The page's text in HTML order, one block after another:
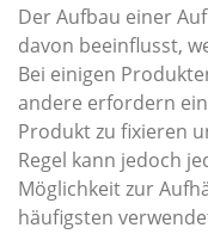
Der Aufbau einer
davon beeinflusst,
Bei einigen
andere erfordern
Produkt zu fixieren
Regel kann jedoch
Möglichkeit zur
häufigsten